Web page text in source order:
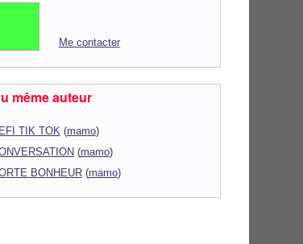
Me contacter
même auteur
TIK TOK (mamo)
(mamo)
BONHEUR(mamo)